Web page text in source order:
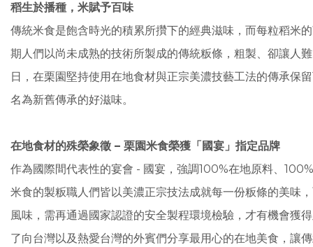
稻生於播種，米賦予百味
傳統⽶⾷是飽含時光的積累所攢下的經典滋味，⽽每粒稻⽶
期⼈們以尚未成熟的技術所製成的傳統粄條，粗製、卻讓⼈
⽇，在栗園堅持使⽤在地⾷材與正宗美濃技藝⼯法的傳承保
名為新舊傳承的好滋味。
在地⾷材的殊榮象徵 – 栗園⽶⾷榮獲「國宴」指定品牌
作為國際間代表性的宴會 - 國宴，強調100%在地原料、
⽶⾷的製粄職⼈們皆以美濃正宗技法成就每⼀份粄條的美味
⾵味，需再通過國家認證的安全製程環境檢驗，才有機會獲
了向台灣以及熱愛台灣的外賓們分享最⽤⼼的在地美⾷，讓